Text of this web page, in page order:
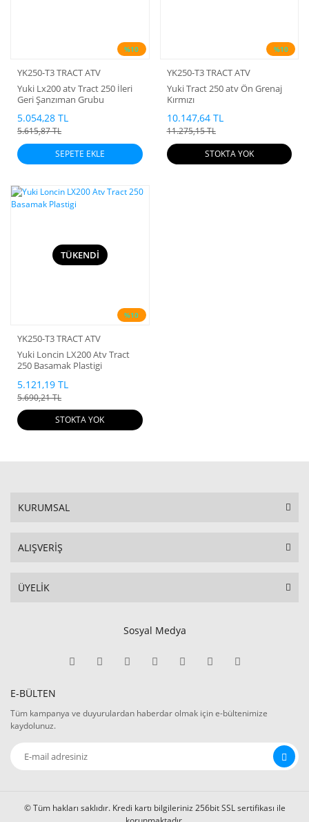
%10
YK250-T3 TRACT ATV
Yuki Lx200 atv Tract 250 İleri
Geri Şanzıman Grubu
5.054,28 TL
5.615,87 TL
SEPETE EKLE
%10
YK250-T3 TRACT ATV
Yuki Tract 250 atv Ön Grenaj
Kırmızı
10.147,64 TL
11.275,15 TL
STOKTA YOK
%10
TÜKENDİ
YK250-T3 TRACT ATV
Yuki Loncin LX200 Atv Tract
250 Basamak Plastigi
5.121,19 TL
5.690,21 TL
STOKTA YOK
KURUMSAL
ALIŞVERİŞ
ÜYELİK
Sosyal Medya
E-BÜLTEN
Tüm kampanya ve duyurulardan haberdar olmak için e-bültenimize
kaydolunuz.
© Tüm hakları saklıdır. Kredi kartı bilgileriniz 256bit SSL sertifikası ile